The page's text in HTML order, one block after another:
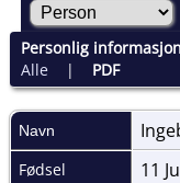
Personlig informasjon
Alle| PDF
Navn
Fødsel 11